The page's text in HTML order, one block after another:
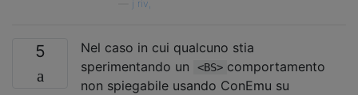
j riv,
5
Nel caso in cui qualcuno stia
sperimentando un
<BS> comportamento
non spiegabile usando ConEmu su